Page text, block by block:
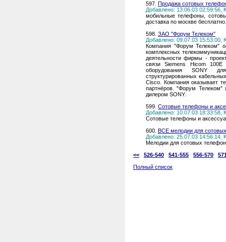
597. Продажа сотовых
Добавлено: 13.06.03 02:59:56,
мобильные телефоны,
доставка по москве бесплатно.
598. ЗАО "Форум Телеком"
Добавлено: 09.07.03 15:53:00,
Компания "Форум Телеком"
комплексных
деятельности фирмы -
связи Siemens Hicom
оборудования SONY
структурированных
Cisco. Компания оказывает
партнёров. "Форум Телеком"
дилером SONY.
599. Сотовые телефоны и
Добавлено: 10.07.03 18:33:58,
Сотовые телефоны и
600. ВСЕ мелодии для
Добавлено: 25.07.03 14:56:14,
Мелодии для сотовых
<<
526-540 541-555 556-570
Полный список